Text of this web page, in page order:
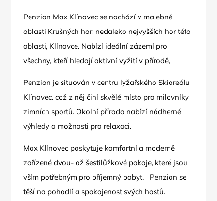
Penzion Max Klínovec se nachází v malebné
oblasti Krušných hor, nedaleko nejvyšších hor této
oblasti, Klínovce. Nabízí ideální zázemí pro
všechny, kteří hledají aktivní vyžití v přírodě,
Penzion je situován v centru lyžařského Skiareálu
Klínovec, což z něj činí skvělé místo pro milovníky
zimních sportů. Okolní příroda nabízí nádherné
výhledy a možnosti pro relaxaci.
Max Klínovec poskytuje komfortní a moderně
zařízené dvou- až šestilůžkové pokoje, které jsou
vším potřebným pro příjemný pobyt. Penzion se
těší na pohodlí a spokojenost svých hostů.